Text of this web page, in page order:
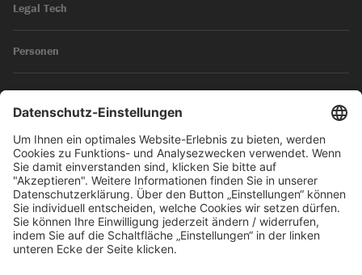
Legal Tech
Personen
News
Impressum